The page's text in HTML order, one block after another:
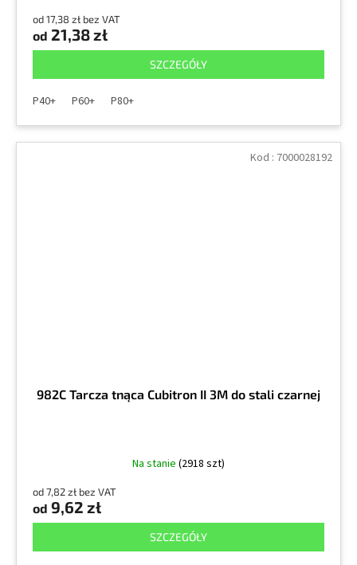
od 17,38 zł bez VAT
od 21,38 zł
SZCZEGÓŁY
P40+ P60+ P80+
982C Tarcza tnąca Cubitron II 3M do stali czarnej
Na stanie (2918 szt)
od 7,82 zł bez VAT
od 9,62 zł
SZCZEGÓŁY
Kod : 7000028192